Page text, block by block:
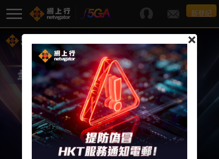
×
新登記
F5G-A 超級寬頻
最新優惠
寬頻服務
額外服務